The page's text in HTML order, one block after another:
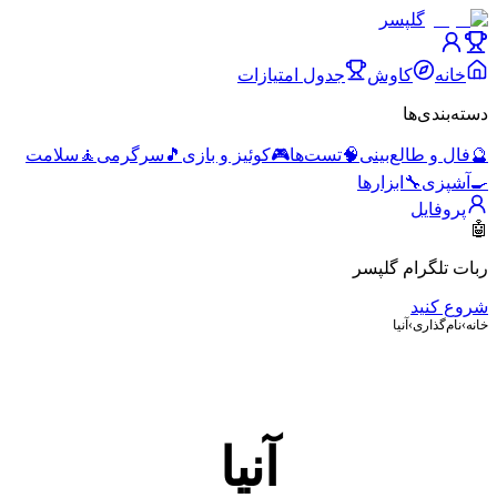
گلپسر
خانه کاوش جدول امتیازات
دسته‌بندی‌ها
🔮فال و طالع‌بینی🧠تست‌ها🎮کوئیز و بازی 🎵 سرگرمی 🧘 سلامت
🍳 آشپزی🔧 ابزارها
پروفایل
🤖
ربات تلگرام گلپسر
شروع کنید
خانه›نام‌گذاری› آنیا
آنیا